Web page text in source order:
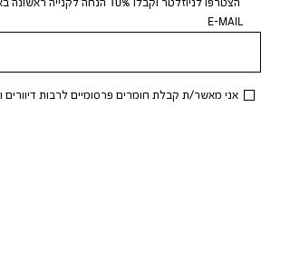
E-MAIL
אני מאשר/ת קבלת חומרים פרסומיים לרבות דיוורים